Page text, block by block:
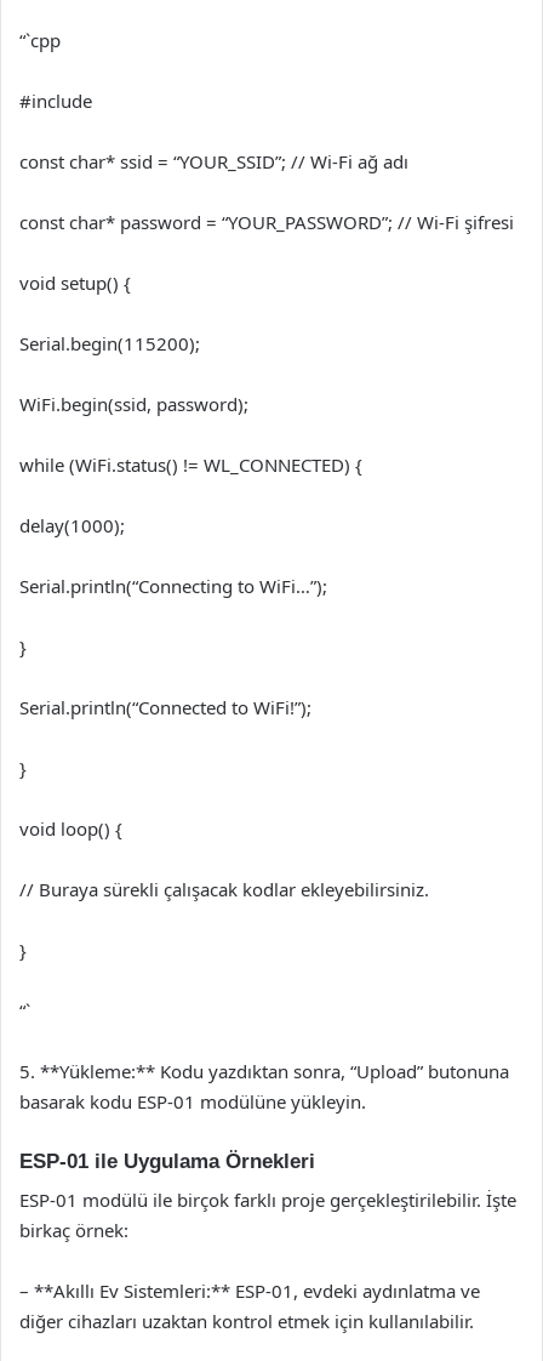
“`cpp
#include
const char* ssid = “YOUR_SSID”; // Wi-Fi ağ adı
const char* password = “YOUR_PASSWORD”; // Wi-Fi şifresi
void setup() {
Serial.begin(115200);
WiFi.begin(ssid, password);
while (WiFi.status() != WL_CONNECTED) {
delay(1000);
Serial.println(“Connecting to WiFi…”);
}
Serial.println(“Connected to WiFi!”);
}
void loop() {
// Buraya sürekli çalışacak kodlar ekleyebilirsiniz.
}
“`
5. **Yükleme:** Kodu yazdıktan sonra, “Upload” butonuna
basarak kodu ESP-01 modülüne yükleyin.
ESP-01 ile Uygulama Örnekleri
ESP-01 modülü ile birçok farklı proje gerçekleştirilebilir. İşte
birkaç örnek:
– **Akıllı Ev Sistemleri:** ESP-01, evdeki aydınlatma ve
diğer cihazları uzaktan kontrol etmek için kullanılabilir.